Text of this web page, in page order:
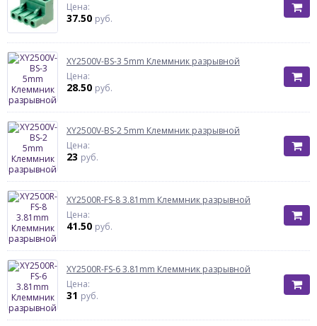
Цена:
37.50 руб.
XY2500V-BS-3 5mm Клеммник разрывной
Цена:
28.50 руб.
XY2500V-BS-2 5mm Клеммник разрывной
Цена:
23 руб.
XY2500R-FS-8 3.81mm Клеммник разрывной
Цена:
41.50 руб.
XY2500R-FS-6 3.81mm Клеммник разрывной
Цена:
31 руб.